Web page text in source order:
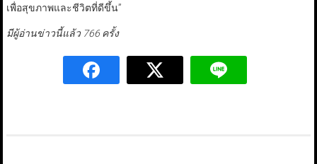
เพื่อสุขภาพและชีวิตที่ดีขึ้น”
มีผู้อ่านข่าวนี้แล้ว 766 ครั้ง